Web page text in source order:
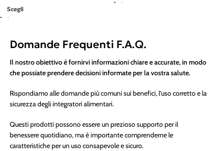
Scegli
Domande Frequenti F.A.Q.
Il nostro obiettivo è fornirvi informazioni chiare e accurate, in modo
che possiate prendere decisioni informate per la vostra salute.
Rispondiamo alle domande più comuni sui benefici, l’uso corretto e la
sicurezza degli integratori alimentari.
Questi prodotti possono essere un prezioso supporto per il
benessere quotidiano, ma è importante comprenderne le
caratteristiche per un uso consapevole e sicuro.